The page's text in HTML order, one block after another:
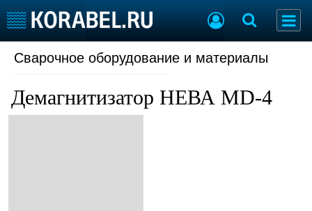
Судостроение
Новости
Компании
Торговая площадка
Продажа флота
Оборудование
Сварочное оборудование и материалы
Демагнитизатор НЕВА MD-4